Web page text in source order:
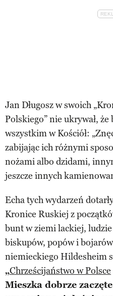
Jan Długosz w swoich
Polskiego” nie ukrywał,
wszystkim w Kościół:
zabijając ich różnymi
nożami albo dzidami,
jeszcze innych
Echa tych wydarzeń
Kronice Ruskiej z
bunt w ziemi lackiej,
biskupów, popów i
niemieckiego Hildesheim
„Chrześcijaństwo w Polsce
Mieszka dobrze